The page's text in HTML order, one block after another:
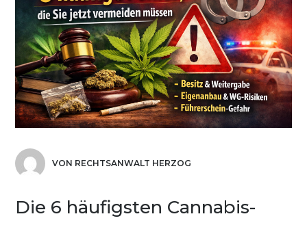
VON RECHTSANWALT HERZOG
Die 6 häufigsten Cannabis-